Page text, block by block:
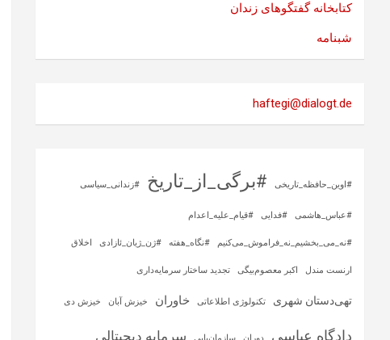
کتابخانه گفتگوهای زندان
شبنامه
haftegi@dialogt.de
#اوین_حافظه_تاریخی #برگی_از_تاریخ #زندانی_سیاسی
#عباس_هاشمی #فدایی #قیام_علیه_اعدام
#نه_می_بخشیم_نه_فراموش_می‌کنیم #نگاه_هفته #ژن_ژیان_ئازادی اخلاق
ارنست مندل اکبر معصوم‌بیگی تجدید ساختار سرمایه‌داری
تهی‌دستان شهری تکنولوژی اطلاعاتی خاوران خیزش آبان خیزش دی
دادگاه عباسی سرمایه‌ دیجیتالی